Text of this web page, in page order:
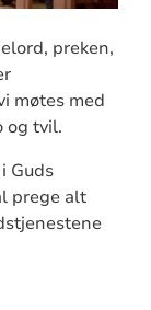
preken,
møtes med
og tvil.
Guds
prege alt